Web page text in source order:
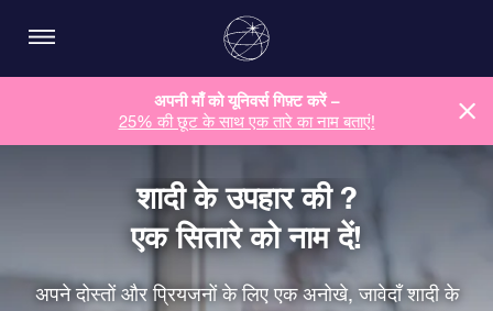
अपनी माँ को यूनिवर्स गिफ़्ट करें –
25% की छूट के साथ एक तारे का नाम बताएं!
शादी के उपहार की ?
एक सितारे को नाम दें!
अपने दोस्तों और प्रियजनों के लिए एक अनोखे, जावेदाँ शादी के